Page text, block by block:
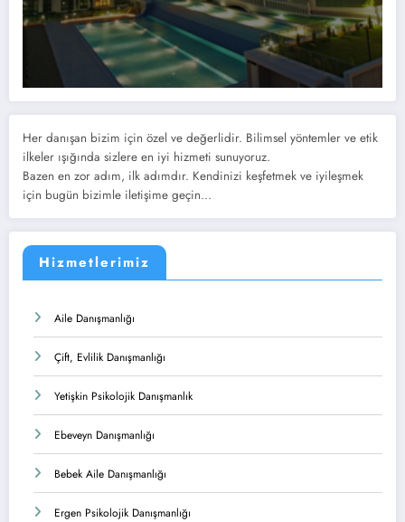
Her danışan bizim için özel ve değerlidir. Bilimsel yöntemler ve etik
ilkeler ışığında sizlere en iyi hizmeti sunuyoruz.
Bazen en zor adım, ilk adımdır. Kendinizi keşfetmek ve iyileşmek
için bugün bizimle iletişime geçin...
Hizmetlerimiz
Aile Danışmanlığı
Çift, Evlilik Danışmanlığı
Yetişkin Psikolojik Danışmanlık
Ebeveyn Danışmanlığı
Bebek Aile Danışmanlığı
Ergen Psikolojik Danışmanlığı